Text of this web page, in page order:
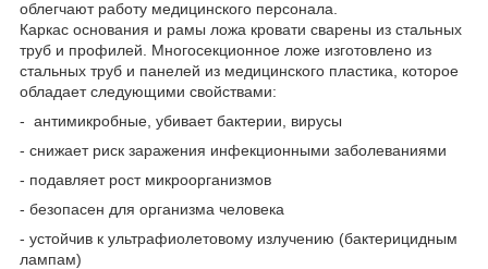
облегчают работу медицинского персонала.
Каркас основания и рамы ложа кровати сварены из стальных
труб и профилей. Многосекционное ложе изготовлено из
стальных труб и панелей из медицинского пластика, которое
обладает следующими свойствами:
- антимикробные, убивает бактерии, вирусы
- снижает риск заражения инфекционными заболеваниями
- подавляет рост микроорганизмов
- безопасен для организма человека
- устойчив к ультрафиолетовому излучению (бактерицидным
лампам)